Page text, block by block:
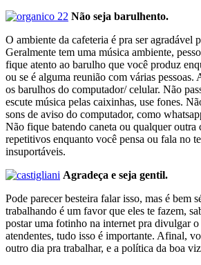
Não seja barulhento.
O ambiente da cafeteria é pra ser agradável
Geralmente tem uma música ambiente,
fique atento ao barulho que você produz
ou se é alguma reunião com várias pessoas.
os barulhos do computador/ celular. Não
escute música pelas caixinhas, use fones.
sons de aviso do computador, como
Não fique batendo caneta ou qualquer outra
repetitivos enquanto você pensa ou fala no
insuportáveis.
Agradeça e seja gentil.
Pode parecer besteira falar isso, mas é bem
trabalhando é um favor que eles te fazem,
postar uma fotinho na internet pra divulgar
atendentes, tudo isso é importante. Afinal,
outro dia pra trabalhar, e a política da boa